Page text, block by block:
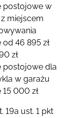
postojowe w
miejscem
od 46 895 zł
zł
postojowe dla
w garażu
15 000 zł
19a ust. 1 pkt